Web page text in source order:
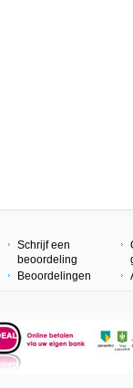
Schrijf een
beoordeling
Beoordelingen